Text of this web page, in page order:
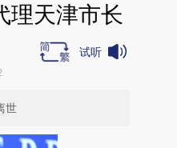
理天津市长
试听
世